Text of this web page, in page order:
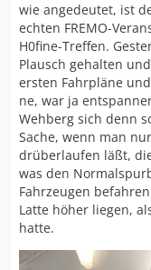
wie angedeutet, ist
echten FREMO-
H0fine-Treffen.
Plausch gehalten
ersten Fahrpläne
ne, war ja
Wehberg sich denn
Sache, wenn man
drüberlaufen läßt,
was den
Fahrzeugen
Latte höher liegen,
hatte.